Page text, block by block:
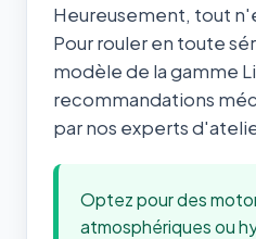
Heureusement, tout
Pour rouler en toute
modèle de la gamme
recommandations
par nos experts
Optez pour des
atmosphériques ou